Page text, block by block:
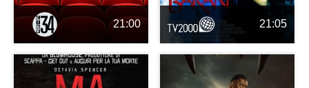
21:00 21:05